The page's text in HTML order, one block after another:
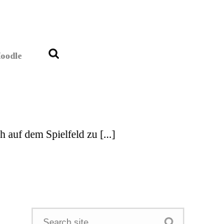
auf dem Spiel­feld zu [...]